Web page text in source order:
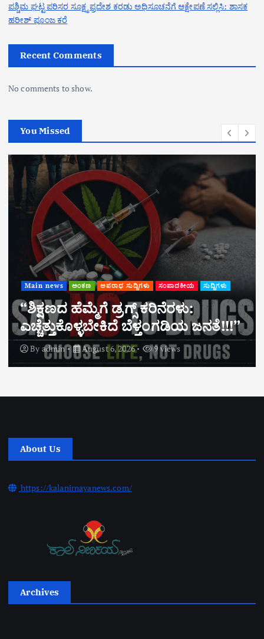
ಪಶ್ಚಿಮ ಘಟ್ಟ ಪರಿಸರ ಸೂಕ್ಷ್ಮ ಪ್ರದೇಶ ಕರಡು ಅಧಿಸೂಚನೆಗೆ ಆಕ್ಷೇಪಣೆ ಸಲ್ಲಿಸಿ: ಶಾಸಕ
ಹರೀಶ್ ಪೂಂಜ ಕರೆ
Recent Comments
No comments to show.
You Missed
Main news ಸುದ್ದಿಗಳು
ಸಕಲೇಶಪುರ: ಬಾಳುಪೇಟೆಯಲ್ಲಿ ಶ್ರೀ ಕ್ಷೇತ್ರ
ಧರ್ಮಸ್ಥಳ ಗ್ರಾಮಾಭಿವೃದ್ಧಿ ಯೋಜನೆಯಿಂದ
ಉಚಿತ ಆರೋಗ್ಯ ತಪಾಸಣಾ ಶಿಬಿರ
By admin August 6, 2026 5 views
About Us
https://kalanirnayanews.com/
Archives